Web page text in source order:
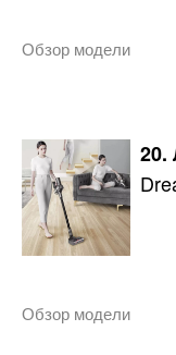
Обзор модели
20.
Обзор модели